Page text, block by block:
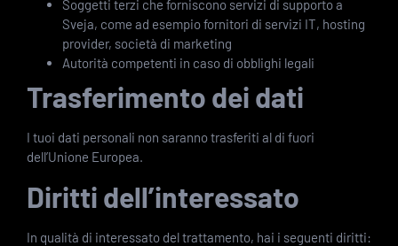
Soggetti terzi che forniscono servizi di supporto a
Sveja, come ad esempio fornitori di servizi IT, hosting
provider, società di marketing
Autorità competenti in caso di obblighi legali
Trasferimento dei dati
I tuoi dati personali non saranno trasferiti al di fuori
dell’Unione Europea.
Diritti dell’interessato
In qualità di interessato del trattamento, hai i seguenti diritti: